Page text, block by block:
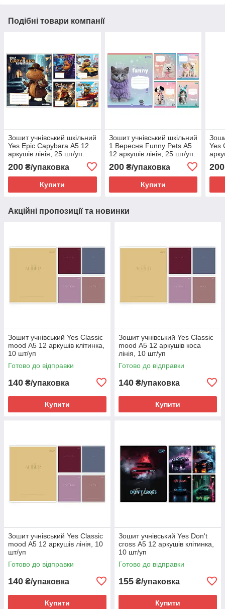
Подібні товари компанії
Зошит учнівський шкільний
Yes Epic Capybara А5 12
аркушів лінія, 25 шт/уп.
200 ₴/упаковка
Купити
Зошит учнівський шкільний
1 Вересня Funny Pets А5
12 аркушів лінія, 25 шт/уп.
200₴/упаковка
Купити
Yes
200
Акційні пропозиції та новинки
Зошит учнівський Yes Classic
mood А5 12 аркушів клітинка,
10 шт/уп
Готово до відправки
140 ₴/упаковка
Купити
Зошит учнівський Yes Classic
mood А5 12 аркушів коса
лінія, 10 шт/уп
Готово до відправки
140 ₴/упаковка
Купити
Зошит учнівський Yes Classic
mood А5 12 аркушів лінія, 10
шт/уп
Готово до відправки
140 ₴/упаковка
Купити
Зошит учнівський Yes Don't
cross А5 12 аркушів клітинка,
10 шт/уп
Готово до відправки
155 ₴/упаковка
Купити